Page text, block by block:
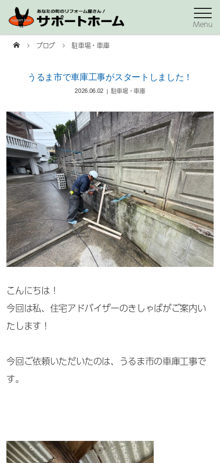
Menu
ブログ 駐車場・車庫
うるま市で車庫工事がスタートしました！
2026.06.02 駐車場・車庫
こんにちは！
今回は私、住宅アドバイザーのきしゃばがご案内い
たします！
今回ご依頼いただいたのは、 うるま市の車庫工事で
す。